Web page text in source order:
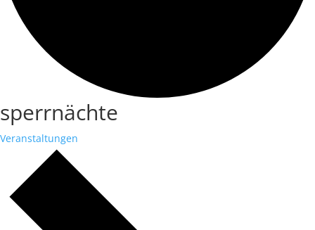
sperrnächte
Veranstaltungen